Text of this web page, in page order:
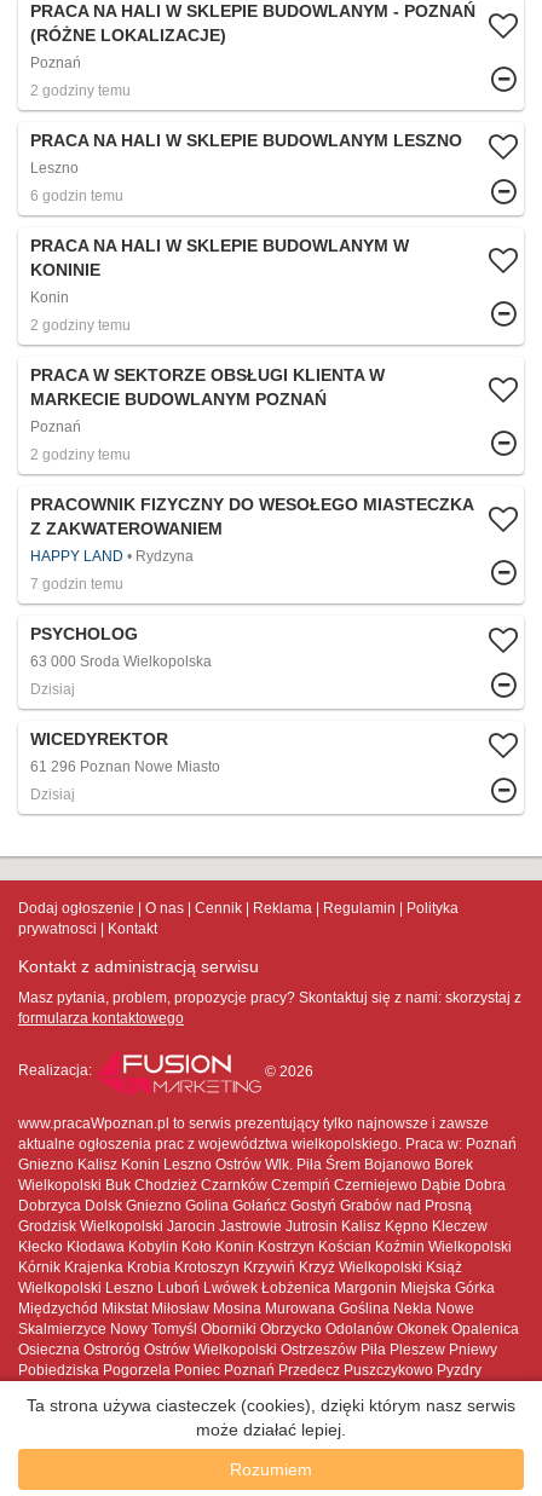
PRACA NA HALI W SKLEPIE BUDOWLANYM - POZNAŃ
(RÓŻNE LOKALIZACJE)
Poznań
2 godziny temu
PRACA NA HALI W SKLEPIE BUDOWLANYM LESZNO
Leszno
6 godzin temu
PRACA NA HALI W SKLEPIE BUDOWLANYM W
KONINIE
Konin
2 godziny temu
PRACA W SEKTORZE OBSŁUGI KLIENTA W
MARKECIE BUDOWLANYM POZNAŃ
Poznań
2 godziny temu
PRACOWNIK FIZYCZNY DO WESOŁEGO MIASTECZKA
Z ZAKWATEROWANIEM
HAPPY LAND
Rydzyna
7 godzin temu
PSYCHOLOG
63 000 Sroda Wielkopolska
Dzisiaj
WICEDYREKTOR
61 296 Poznan Nowe Miasto
Dzisiaj
Dodaj ogłoszenie O nas Cennik Reklama Regulamin
Polityka
prywatnosci
Kontakt
Kontakt z administracją serwisu
Masz pytania, problem, propozycje pracy? Skontaktuj się z nami: skorzystaj z
formularza kontaktowego
Realizacja: © 2026
www.pracaWpoznan.pl to serwis prezentujący tylko najnowsze i zawsze
aktualne ogłoszenia prac z województwa wielkopolskiego. Praca w: Poznań
Gniezno Kalisz Konin Leszno Ostrów Wlk. Piła Śrem Bojanowo Borek
Wielkopolski Buk Chodzież Czarnków Czempiń Czerniejewo Dąbie Dobra
Dobrzyca Dolsk Gniezno Golina Gołańcz Gostyń Grabów nad Prosną
Grodzisk Wielkopolski Jarocin Jastrowie Jutrosin Kalisz Kępno Kleczew
Kłecko Kłodawa Kobylin Koło Konin Kostrzyn Kościan Koźmin Wielkopolski
Kórnik Krajenka Krobia Krotoszyn Krzywiń Krzyż Wielkopolski Książ
Wielkopolski Leszno Luboń Lwówek Łobżenica Margonin Miejska Górka
Międzychód Mikstat Miłosław Mosina Murowana Goślina Nekla Nowe
Skalmierzyce Nowy Tomyśl Oborniki Obrzycko Odolanów Okonek Opalenica
Osieczna Ostroróg Ostrów Wielkopolski Ostrzeszów Piła Pleszew Pniewy
Pobiedziska Pogorzela Poniec Poznań Przedecz Puszczykowo Pyzdry
Słupca Sompolno Stawiszyn Stęszew Sulmierzyce Swarzędz Szamocin
Szamotuły Ślesin Śmigiel Śrem Środa Wielkopolska Trzcianka Trzemeszno
Tuliszków Turek Ujście Wągrowiec Wieleń Wielichowo Witkowo Wolsztyn
Wronki Września Wyrzysk Wysoka Zagórów Zbąszyń Zduny Złotów Żerków
Ta strona używa ciasteczek (cookies), dzięki którym nasz serwis
może działać lepiej.
Rozumiem